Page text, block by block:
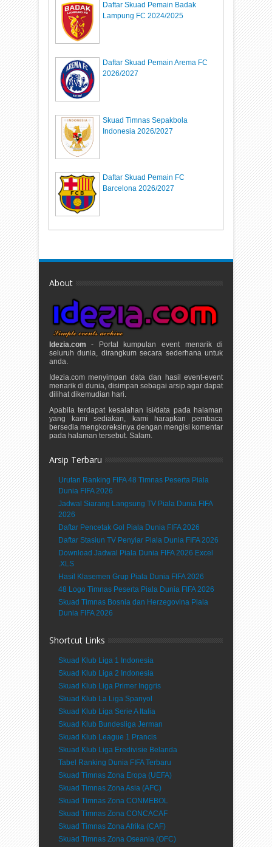
Daftar Skuad Pemain Badak
Lampung FC 2024/2025
Daftar Skuad Pemain Arema FC
2026/2027
Skuad Timnas Sepakbola
Indonesia 2026/2027
Daftar Skuad Pemain FC
Barcelona 2026/2027
About
Idezia.com - Portal kumpulan event menarik di
seluruh dunia, dirangkum secara sederhana untuk
anda.
Idezia.com menyimpan data dan hasil event-event
menarik di dunia, disimpan sebagai arsip agar dapat
dilihat dikemudian hari.
Apabila terdapat kesalahan isi/data pada halaman
yang kami sediakan, kami harapkan pembaca
bersedia mengkoreksinya dengan mengisi komentar
pada halaman tersebut. Salam.
Arsip Terbaru
Urutan Ranking FIFA 48 Timnas Peserta Piala
Dunia FIFA 2026
Jadwal Siarang Langsung TV Piala Dunia FIFA
2026
Daftar Pencetak Gol Piala Dunia FIFA 2026
Daftar Stasiun TV Penyiar Piala Dunia FIFA 2026
Download Jadwal Piala Dunia FIFA 2026 Excel
.XLS
Hasil Klasemen Grup Piala Dunia FIFA 2026
48 Logo Timnas Peserta Piala Dunia FIFA 2026
Skuad Timnas Bosnia dan Herzegovina Piala
Dunia FIFA 2026
Shortcut Links
Skuad Klub Liga 1 Indonesia
Skuad Klub Liga 2 Indonesia
Skuad Klub Liga Primer Inggris
Skuad Klub La Liga Spanyol
Skuad Klub Liga Serie A Italia
Skuad Klub Bundesliga Jerman
Skuad Klub League 1 Prancis
Skuad Klub Liga Eredivisie Belanda
Tabel Ranking Dunia FIFA Terbaru
Skuad Timnas Zona Eropa (UEFA)
Skuad Timnas Zona Asia (AFC)
Skuad Timnas Zona CONMEBOL
Skuad Timnas Zona CONCACAF
Skuad Timnas Zona Afrika (CAF)
Skuad Timnas Zona Oseania (OFC)